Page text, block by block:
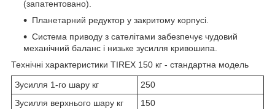
(запатентовано).
Планетарний редуктор у закритому корпусі.
Система приводу з сателітами забезпечує чудовий
механічний баланс і низьке зусилля кривошипа.
Технічні характеристики TIREX 150 кг - стандартна модель
Зусилля 1-го шару кг
250
Зусилля верхнього шару кг
150